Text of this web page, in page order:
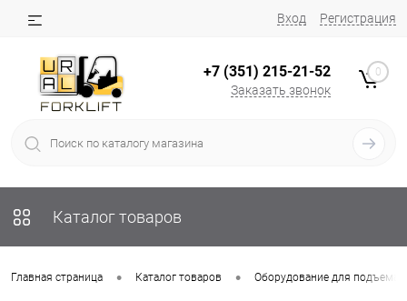
Вход Регистрация
+7 (351) 215-21-52
Заказать звонок
0
Каталог товаров
Главная страница • Каталог товаров • Оборудование для подъема